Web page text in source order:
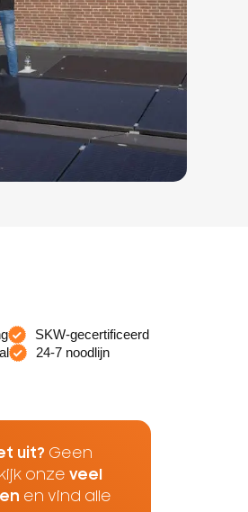
SKW-gecertificeerd
24-7 noodlijn
uit? Geen
onze veel
en vind alle